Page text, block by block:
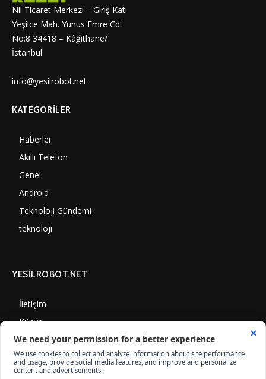
Nil Ticaret Merkezi – Giriş Katı
Yeşilce Mah. Yunus Emre Cd.
No:8 34418 – Kâğıthane/
İstanbul
info@yesilrobot.net
KATEGORILER
Haberler
Akıllı Telefon
Genel
Android
Teknoloji Gündemi
teknoloji
YESİLROBOT.NET
İletişim
Künye
Gizlilik Politikası
Çerez Kullanımı